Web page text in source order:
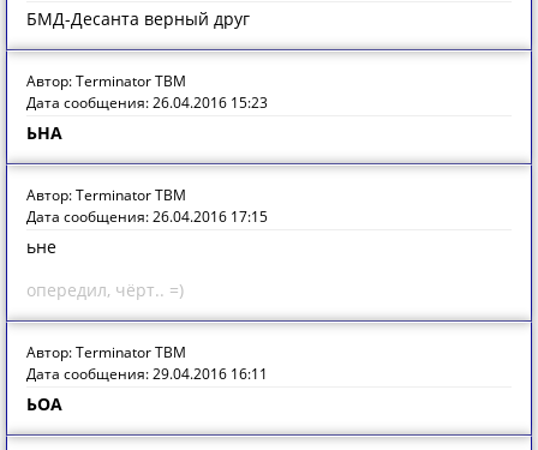
БМД-Десанта верный друг
Автор: Terminator TBM
Дата сообщения: 26.04.2016 15:23
ЬНА
Автор: Terminator TBM
Дата сообщения: 26.04.2016 17:15
ьне
опередил, чёрт.. =)
Автор: Terminator TBM
Дата сообщения: 29.04.2016 16:11
ЬОА